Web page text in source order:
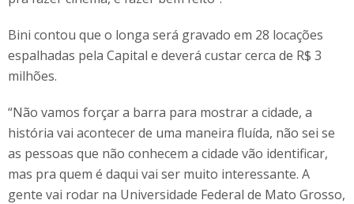
Bini contou que o longa será gravado em 28 locações
espalhadas pela Capital e deverá custar cerca de R$ 3
milhões.
“Não vamos forçar a barra para mostrar a cidade, a
história vai acontecer de uma maneira fluída, não sei se
as pessoas que não conhecem a cidade vão identificar,
mas pra quem é daqui vai ser muito interessante. A
gente vai rodar na Universidade Federal de Mato Grosso,